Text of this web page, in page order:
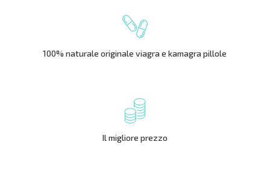
100% naturale originale viagra e kamagra pillole
Il migliore prezzo